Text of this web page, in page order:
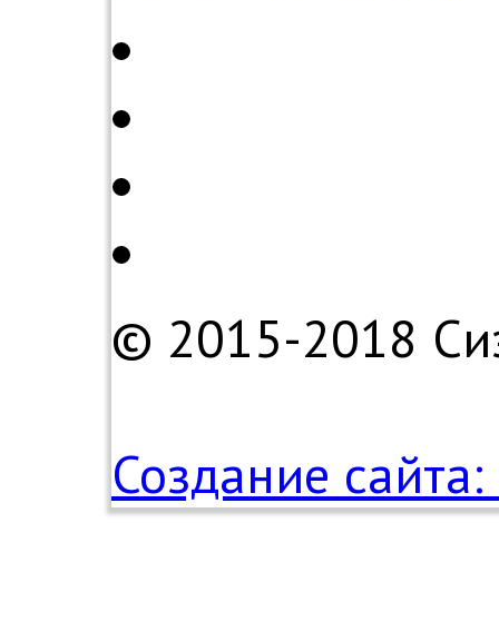
© 2015-2018
Создание